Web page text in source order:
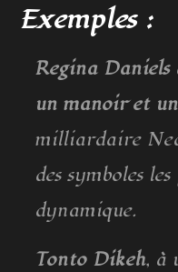
Exemples :
Regina Daniels
un manoir et
milliardaire
des symboles
dynamique.
Tonto Dikeh, à